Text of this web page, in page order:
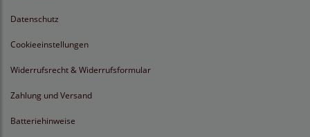
Datenschutz
Cookieeinstellungen
Widerrufsrecht & Widerrufsformular
Zahlung und Versand
Batteriehinweise